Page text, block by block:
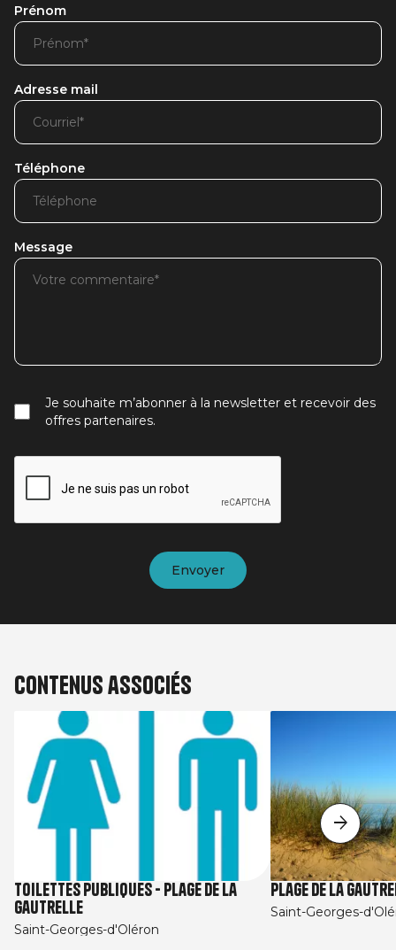
Prénom
Adresse mail
Téléphone
Message
Je souhaite m’abonner à la newsletter et recevoir des
offres partenaires.
Contenus associés
Toilettes Publiques - Plage de La
Gautrelle
Saint-Georges-d'Oléron
Plage de la
Saint-Georges-